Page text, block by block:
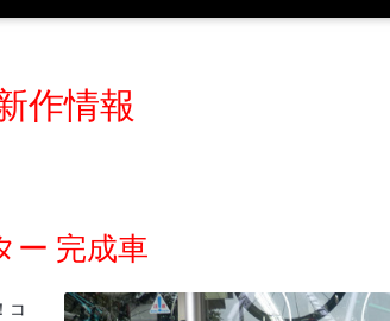
作情報
ー 完成車
コ